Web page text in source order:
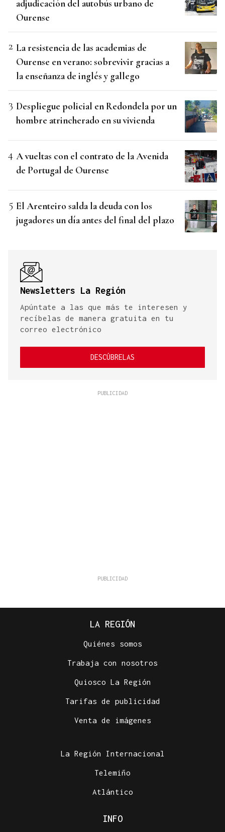
adjudicación del autobús urbano de
Ourense
La resistencia de las academias de
Ourense en verano: sobrevivir gracias a
la enseñanza de inglés y gallego
Despliegue policial en Redondela por un
hombre atrincherado en su vivienda
A vueltas con el contrato de la Avenida
de Portugal de Ourense
El Arenteiro salda la deuda con los
jugadores un día antes del final del plazo
Newsletters La Región
Apúntate a las que más te interesen y
recíbelas de manera gratuita en tu
correo electrónico
DESCÚBRELAS
LA REGIÓN
Quiénes somos
Trabaja con nosotros
Quiosco La Región
Tarifas de publicidad
Venta de imágenes
La Región Internacional
Telemiño
Atlántico
INFO